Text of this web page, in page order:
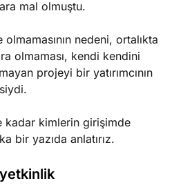
mal olmuştu.
nedeni, ortalıkta
olmaması, kendi kendini
projeyi bir yatırımcının
kadar kimlerin girişimde
bir yazıda anlatırız.